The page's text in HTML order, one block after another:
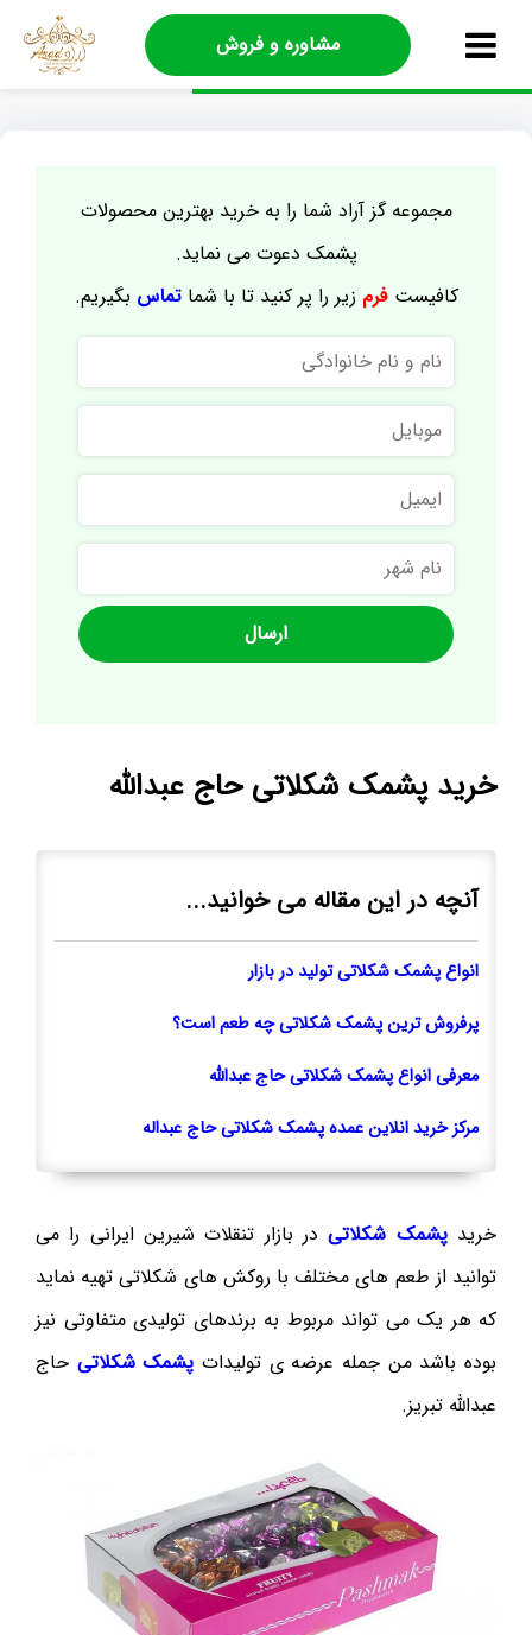
مشاوره و فروش
مجموعه گز آراد شما را به خرید بهترین محصولات
پشمک دعوت می نماید.
کافیستفرم زیر را پر کنید تا با شماتماس بگیریم.
نام
و
نام
خانوادگی
موبایل
ایمیل
نام
شهر
خرید پشمک شکلاتی حاج عبدالله
آنچه در این مقاله می خوانید...
انواع پشمک شکلاتی تولید در بازار
پرفروش ترین پشمک شکلاتی چه طعم است؟
معرفی انواع پشمک شکلاتی حاج عبدالله
مرکز خرید انلاین عمده پشمک شکلاتی حاج عبداله
خریدپشمک شکلاتیدر بازار تنقلات شیرین ایرانی را می
توانید از طعم های مختلف با روکش های شکلاتی تهیه نماید
که هر یک می تواند مربوط به برندهای تولیدی متفاوتی نیز
بوده باشد من جمله عرضه ی تولیدات پشمک شکلاتی حاج
عبدالله تبریز.